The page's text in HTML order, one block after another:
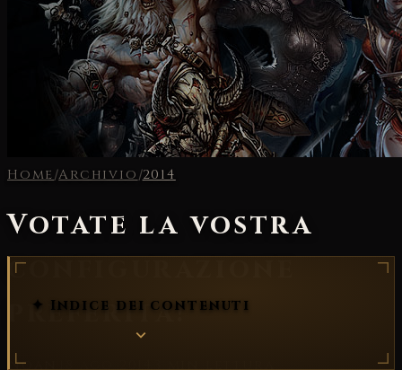
Home/Archivio/2014
Votate la vostra
configurazione
preferita!
Noan18 ago 20143 minlettura
✦ Indice dei contenuti